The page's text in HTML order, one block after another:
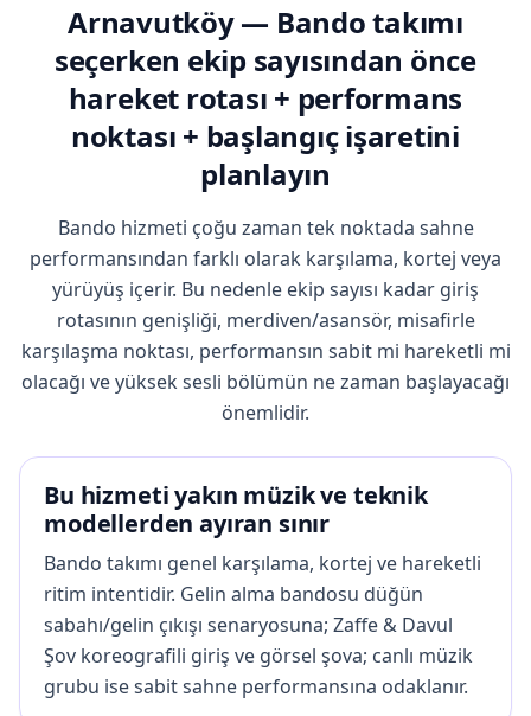
Arnavutköy — Bando takımı
seçerken ekip sayısından önce
hareket rotası + performans
noktası + başlangıç işaretini
planlayın
Bando hizmeti çoğu zaman tek noktada sahne
performansından farklı olarak karşılama, kortej veya
yürüyüş içerir. Bu nedenle ekip sayısı kadar giriş
rotasının genişliği, merdiven/asansör, misafirle
karşılaşma noktası, performansın sabit mi hareketli mi
olacağı ve yüksek sesli bölümün ne zaman başlayacağı
önemlidir.
Bu hizmeti yakın müzik ve teknik
modellerden ayıran sınır
Bando takımı genel karşılama, kortej ve hareketli
ritim intentidir. Gelin alma bandosu düğün
sabahı/gelin çıkışı senaryosuna; Zaffe & Davul
Şov koreografili giriş ve görsel şova; canlı müzik
grubu ise sabit sahne performansına odaklanır.